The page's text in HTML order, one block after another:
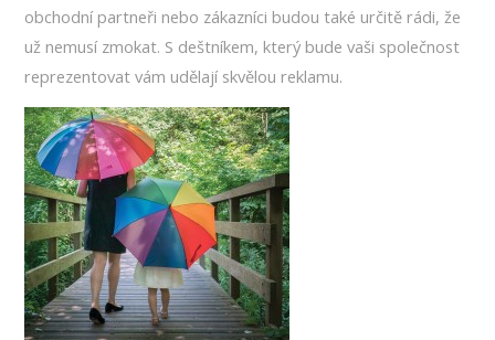
obchodní partneři nebo zákazníci budou také určitě rádi, že
už nemusí zmokat. S deštníkem, který bude vaši společnost
reprezentovat vám udělají skvělou reklamu.